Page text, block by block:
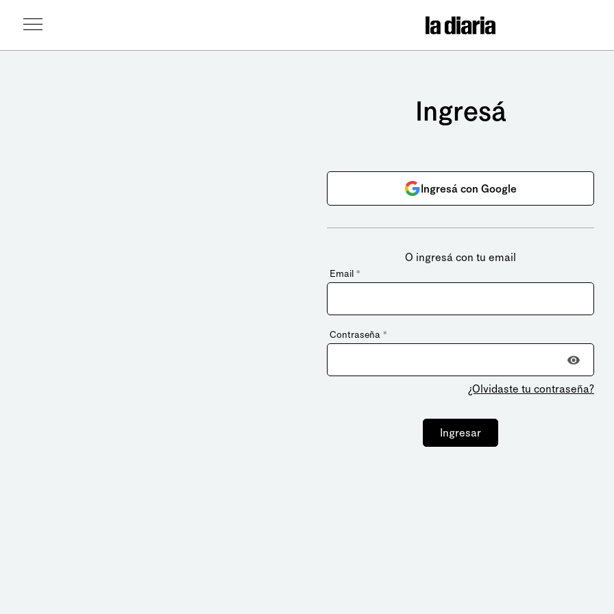
Ingresá
Ingresá con Google
O ingresá con tu email
Email *
Contraseña *
¿Olvidaste tu contraseña?
Ingresar